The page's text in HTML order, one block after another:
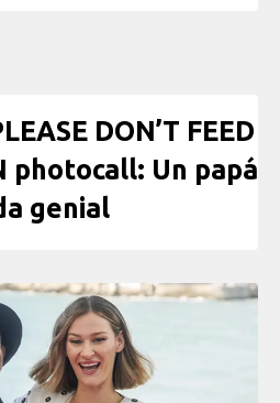
DON’T FEED
photocall: Un papá
genial